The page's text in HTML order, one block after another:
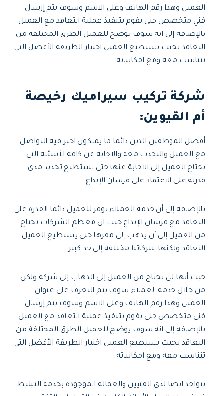
العميل وهذا رقم الهاتف وعلى الاسم وسوف يتم إرسال
فني متخصص حتى يقوم بتنفيذ عملية التعاقد مع العميل
بالإضافة إلى انه سوف يوضح للعميل الطرق المختلفة من
التعاقد بحيث يستطيع العميل اختيار الطريقة الأفضل التي
تتناسب معه ومع امكانياته.
شركة تركيب سيراميك رخيصة
أم القيوين:
أفضل الموظفين الذين دائما ما يملكون احترافية التواصل
مع العميل والتحدث معه والاجابة عن كافة الأسئلة التي
يحتاج العميل إلى الاجابة عنها حتى يستطيع تحديد مدى
قدرته على الاعتماد على فرسان الإبداع.
بالإضافة إلى أن خدمة العملاء توفر للعميل دائما القدرة على
التعاقد مع فرسان الإبداع حيث ان معظم الشركات تحتاج
من العميل إلى أن يذهب إلى مقرها حتى يستطيع العميل
التعاقد ولكنها شركاتنا مختلفة إلى حد كبير.
حيث أنها لن تحتاج من العميل إلى الذهاب إلى شركه ولكن
من خلال خدمة العملاء سوف يتم التعرف على عنوان
العميل وهذا رقم الهاتف وعلى الاسم وسوف يتم إرسال
فني متخصص حتى يقوم بتنفيذ عملية التعاقد مع العميل
بالإضافة إلى انه سوف يوضح للعميل الطرق المختلفة من
التعاقد بحيث يستطيع العميل اختيار الطريقة الأفضل التي
تتناسب معه ومع امكانياته.
يتواجد ايضا لدى الفنيين والعمالة الموجودة بخدمة التبليط